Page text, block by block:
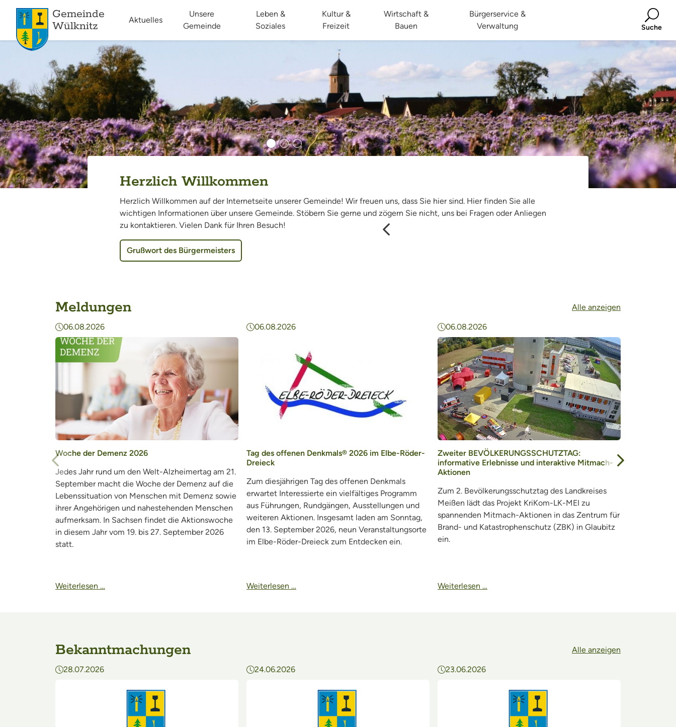
Gemeinde
Wülknitz
Aktuelles
Unsere
Gemeinde
Leben &
Soziales
Kultur &
Freizeit
Wirtschaft &
Bauen
Bürgerservice &
Verwaltung
Suche
Herzlich Willkommen
Herzlich Willkommen auf der Internetseite unserer Gemeinde! Wir freuen uns, dass Sie hier sind. Hier finden Sie alle
wichtigen Informationen über unsere Gemeinde. Stöbern Sie gerne und zögern Sie nicht, uns bei Fragen oder Anliegen
zu kontaktieren. Vielen Dank für Ihren Besuch!
Grußwort des Bürgermeisters
Vorheriger Eintrag
Meldungen Alle anzeigen
06.08.2026
Woche der Demenz 2026
Jedes Jahr rund um den Welt-Alzheimertag am 21.
September macht die Woche der Demenz auf die
Lebenssituation von Menschen mit Demenz sowie
ihrer Angehörigen und nahestehenden Menschen
aufmerksam. In Sachsen findet die Aktionswoche
in diesem Jahr vom 19. bis 27. September 2026
statt.
Weiterlesen …
06.08.2026
Tag des offenen Denkmals® 2026 im Elbe-Röder-
Dreieck
Zum diesjährigen Tag des offenen Denkmals
erwartet Interessierte ein vielfältiges Programm
aus Führungen, Rundgängen, Ausstellungen und
weiteren Aktionen. Insgesamt laden am Sonntag,
den 13. September 2026, neun Veranstaltungsorte
im Elbe-Röder-Dreieck zum Entdecken ein.
Weiterlesen …
06.08.2026
Zweiter BEVÖLKERUNGSSCHUTZTAG:
informative Erlebnisse und interaktive Mitmach-
Aktionen
Zum 2. Bevölkerungsschutztag des Landkreises
Meißen lädt das Projekt KriKom-LK-MEI zu
spannenden Mitmach-Aktionen in das Zentrum für
Brand- und Katastrophenschutz (ZBK) in Glaubitz
ein.
Weiterlesen …
Vorheriger Eintrag Nächster
Bekanntmachungen Alle anzeigen
28.07.2026 24.06.2026 23.06.2026